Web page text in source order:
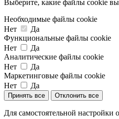
Выберите, какие файлы cookie вы
Необходимые файлы cookie
Нет
Да
Функциональные файлы cookie
Нет
Да
Аналитические файлы cookie
Нет
Да
Маркетинговые файлы cookie
Нет
Да
Принять все Отклонить все
Для самостоятельной настройки